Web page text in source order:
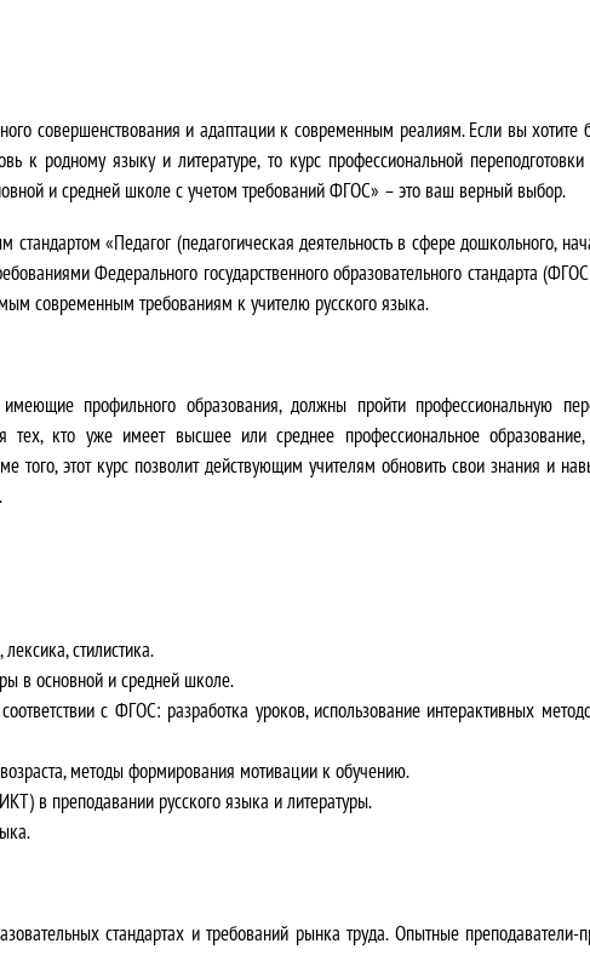
а
я
е
н
с
о
в
л
я
3
2
4
0
0
0
0
совершенствования и адаптации к современным реалиям. Если вы хотите
к родному языку и литературе, то курс профессиональной
и средней школе с учетом требований ФГОС» – это ваш верный выбор.
«Педагог (педагогическая деятельность в сфере дошкольного,
Федерального государственного образовательного стандарта
современным требованиям к учителю русского языка.
профильного образования, должны пройти профессиональную
тех, кто уже имеет высшее или среднее профессиональное
того, этот курс позволит действующим учителям обновить свои знания и
стилистика.
в основной и средней школе.
с ФГОС: разработка уроков, использование интерактивных
методы формирования мотивации к обучению.
в преподавании русского языка и литературы.
стандартах и требований рынка труда. Опытные преподаватели-